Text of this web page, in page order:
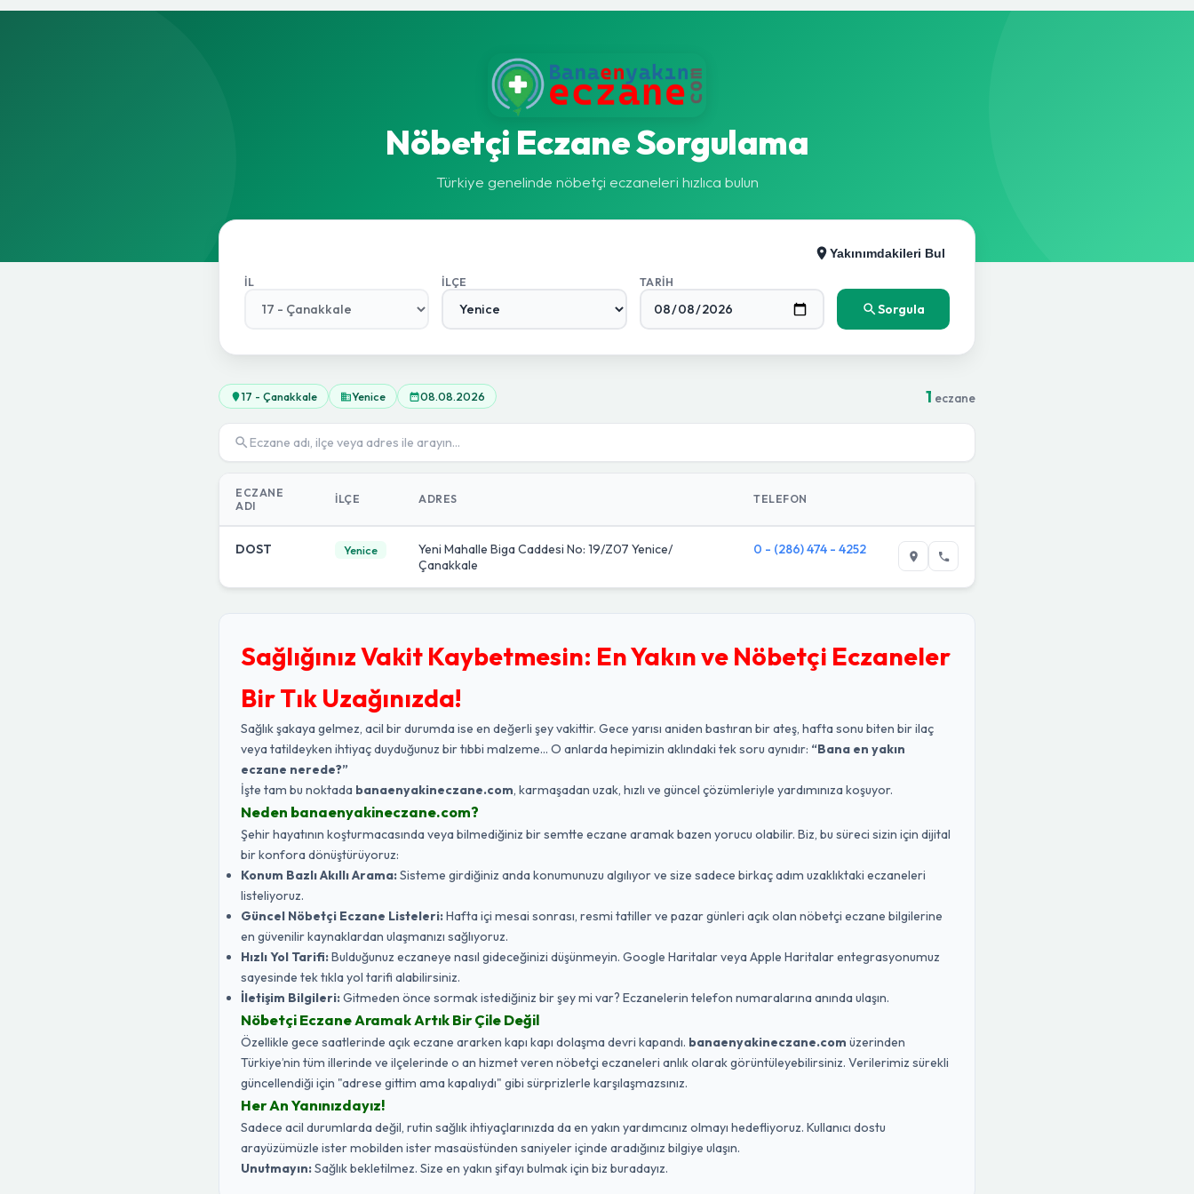
Nöbetçi Eczane Sorgulama
Türkiye genelinde nöbetçi eczaneleri hızlıca bulun
Yakınımdakileri Bul
İL İLÇE TARIH
Sorgula
17 - Çanakkale Yenice 08.08.2026 1 eczane
ECZANE
ADI
İLÇE ADRES TELEFON
DOST Yenice
Yeni Mahalle Biga Caddesi No: 19/Z07 Yenice/
Çanakkale
0 - (286) 474 - 4252
Sağlığınız Vakit Kaybetmesin: En Yakın ve Nöbetçi Eczaneler
Bir Tık Uzağınızda!
Sağlık şakaya gelmez, acil bir durumda ise en değerli şey vakittir. Gece yarısı aniden bastıran bir ateş, hafta sonu biten bir ilaç
veya tatildeyken ihtiyaç duyduğunuz bir tıbbi malzeme... O anlarda hepimizin aklındaki tek soru aynıdır: “Bana en yakın
eczane nerede?”
İşte tam bu noktada banaenyakineczane.com, karmaşadan uzak, hızlı ve güncel çözümleriyle yardımınıza koşuyor.
Neden banaenyakineczane.com?
Şehir hayatının koşturmacasında veya bilmediğiniz bir semtte eczane aramak bazen yorucu olabilir. Biz, bu süreci sizin için dijital
bir konfora dönüştürüyoruz:
Konum Bazlı Akıllı Arama:Sisteme girdiğiniz anda konumunuzu algılıyor ve size sadece birkaç adım uzaklıktaki eczaneleri
listeliyoruz.
Güncel Nöbetçi Eczane Listeleri:Hafta içi mesai sonrası, resmi tatiller ve pazar günleri açık olan nöbetçi eczane bilgilerine
en güvenilir kaynaklardan ulaşmanızı sağlıyoruz.
Hızlı Yol Tarifi:Bulduğunuz eczaneye nasıl gideceğinizi düşünmeyin. Google Haritalar veya Apple Haritalar entegrasyonumuz
sayesinde tek tıkla yol tarifi alabilirsiniz.
İletişim Bilgileri:Gitmeden önce sormak istediğiniz bir şey mi var? Eczanelerin telefon numaralarına anında ulaşın.
Nöbetçi Eczane Aramak Artık Bir Çile Değil
Özellikle gece saatlerinde açık eczane ararken kapı kapı dolaşma devri kapandı. banaenyakineczane.com üzerinden
Türkiye’nin tüm illerinde ve ilçelerinde o an hizmet veren nöbetçi eczaneleri anlık olarak görüntüleyebilirsiniz. Verilerimiz sürekli
güncellendiği için "adrese gittim ama kapalıydı" gibi sürprizlerle karşılaşmazsınız.
Her An Yanınızdayız!
Sadece acil durumlarda değil, rutin sağlık ihtiyaçlarınızda da en yakın yardımcınız olmayı hedefliyoruz. Kullanıcı dostu
arayüzümüzle ister mobilden ister masaüstünden saniyeler içinde aradığınız bilgiye ulaşın.
Unutmayın:Sağlık bekletilmez. Size en yakın şifayı bulmak için biz buradayız.